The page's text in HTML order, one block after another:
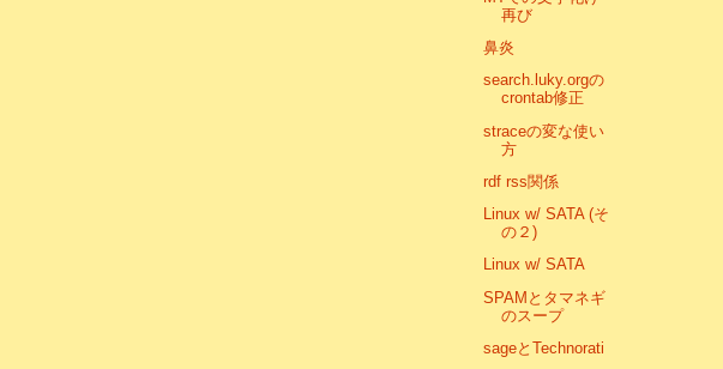
再び
鼻炎
search.luky.orgの
crontab修正
straceの変な使い
方
rdf rss関係
Linux w/ SATA (そ
の２)
Linux w/ SATA
SPAMとタマネギ
のスープ
sageとTechnorati